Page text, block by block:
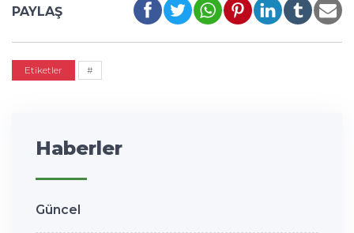
PAYLAŞ
Etiketler #
Haberler
Güncel